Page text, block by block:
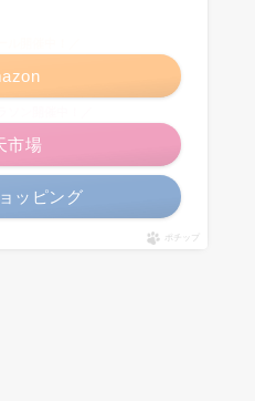
市場
ッピング
ポチップ